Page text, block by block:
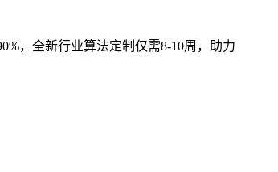
，全新行业算法定制仅需8-10周，助力